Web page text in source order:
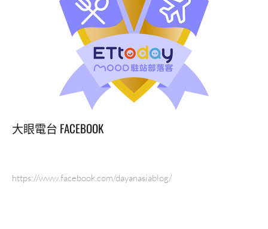
大眼電台 FACEBOOK
https://www.facebook.com/dayanasiablog/